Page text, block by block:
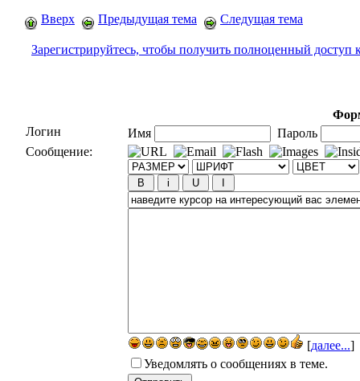
Вверх Предыдущая тема Следущая тема
Зарегистрируйтесь, чтобы получить полноценный доступ
Логин
Имя
Пароль
Сообщение:
[далее...]
Уведомлять о сообщениях в теме.